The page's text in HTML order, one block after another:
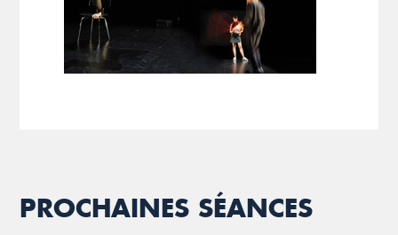
PROCHAINES SÉANCES